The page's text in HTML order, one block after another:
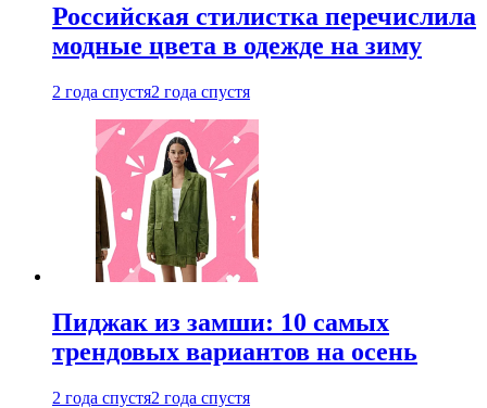
Российская стилистка перечислила
модные цвета в одежде на зиму
2 года спустя2 года спустя
Пиджак из замши: 10 самых
трендовых вариантов на осень
2 года спустя2 года спустя